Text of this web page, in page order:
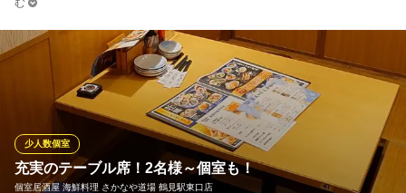
む
充実のテーブル席！2名様～個室も！
個室居酒屋 海鮮料理 さかなや道場 鶴見駅東口店
少人数個室